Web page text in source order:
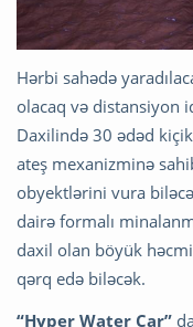
Hərbi sahədə
olacaq və distansiyon
Daxilində 30 ədəd
ateş mexanizminə
obyektlərini vura
dairə formalı
daxil olan böyük
qərq edə biləcək.
“Hyper Water Car”